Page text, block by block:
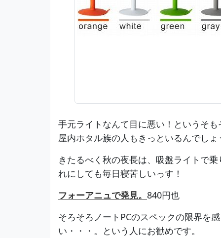
手元ライトなんて目に悪い！というそ
屋内ホタル族の人もきっといるんでしょ
きたるべく秋の夜長は、吸盤ライトで
れにしても毎日寝苦しいっす！
フォーアニュで発見。 840円也
そろそろノートPCのスペックの限界を
い・・・。という人にお勧めです。